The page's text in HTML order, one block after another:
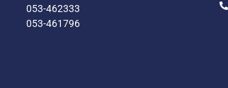
053-462333
053-461796